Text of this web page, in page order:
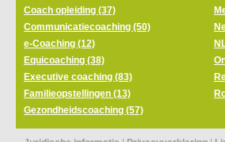
Coach opleiding (37)
Communicatiecoaching (50)
e-Coaching (12)
Equicoaching (38)
Executive coaching (83)
Familieopstellingen (13)
Gezondheidscoaching (57)